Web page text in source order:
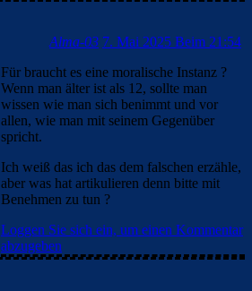
Alma-03 7. Mai 2025 Beim 21:54
Für braucht es eine moralische Instanz ?
Wenn man älter ist als 12, sollte man
wissen wie man sich benimmt und vor
allen, wie man mit seinem Gegenüber
spricht.
Ich weiß das ich das dem falschen erzähle,
aber was hat artikulieren denn bitte mit
Benehmen zu tun ?
Loggen Sie sich ein, um einen Kommentar
abzugeben